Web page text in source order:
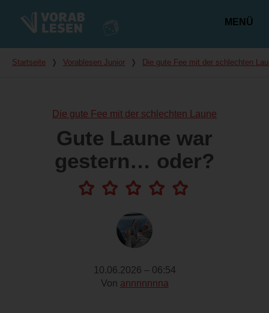
MENÜ
Du bist hier
Startseite ❭ Vorablesen Junior ❭ Die gute Fee mit der schlechten
Die gute Fee mit der schlechten Laune
Gute Laune war
gestern… oder?
10.06.2026 – 06:54
Von annnnnnna